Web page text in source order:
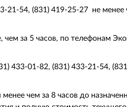
21-54, (831) 419-25-27 не менее
чем за 5 часов, по телефонам
433-01-82, (831) 433-21-54,
чем за 8 часов до